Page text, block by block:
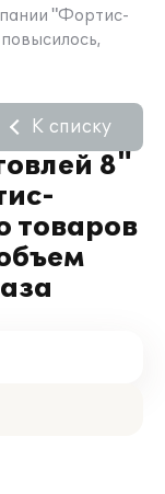
"Фортис-
8"
товаров
К списку